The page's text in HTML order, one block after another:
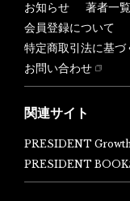
お知らせ 著者一覧
会員登録について
特定商取引法に基づ
お問い合わせ
関連サイト
PRESIDENT
PRESIDENT